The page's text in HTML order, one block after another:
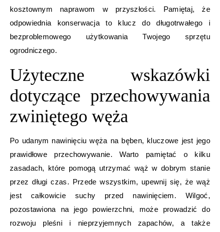
kosztownym naprawom w przyszłości. Pamiętaj, że
odpowiednia konserwacja to klucz do długotrwałego i
bezproblemowego użytkowania Twojego sprzętu
ogrodniczego.
Użyteczne wskazówki
dotyczące przechowywania
zwiniętego węża
Po udanym nawinięciu węża na bęben, kluczowe jest jego
prawidłowe przechowywanie. Warto pamiętać o kilku
zasadach, które pomogą utrzymać wąż w dobrym stanie
przez długi czas. Przede wszystkim, upewnij się, że wąż
jest całkowicie suchy przed nawinięciem. Wilgoć,
pozostawiona na jego powierzchni, może prowadzić do
rozwoju pleśni i nieprzyjemnych zapachów, a także